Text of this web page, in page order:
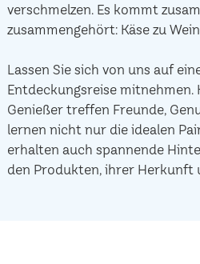
verschmelzen. Es kommt
zusammengehört: Käse zu
Lassen Sie sich von uns auf
Entdeckungsreise mitnehmen.
Genießer treffen Freunde,
lernen nicht nur die idealen
erhalten auch spannende
den Produkten, ihrer Herkunft